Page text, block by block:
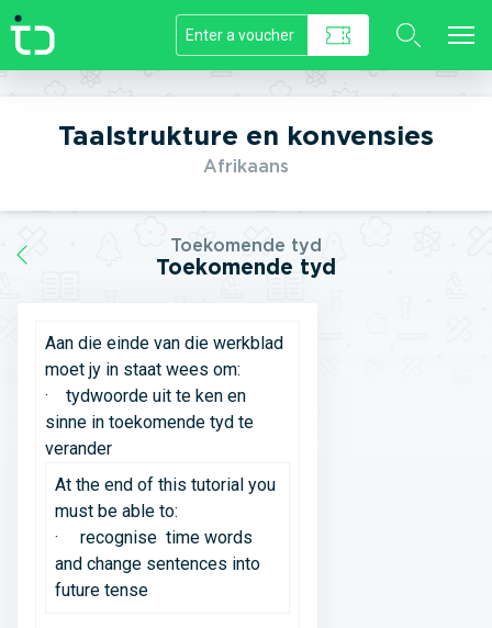
//]]>
Taalstrukture en konvensies
Afrikaans
Toekomende tyd
Toekomende tyd
Aan die einde van die werkblad
moet jy in staat wees om:
· tydwoorde uit te ken en
sinne in toekomende tyd te
verander
At the end of this tutorial you
must be able to:
· recognise time words
and change sentences into
future tense